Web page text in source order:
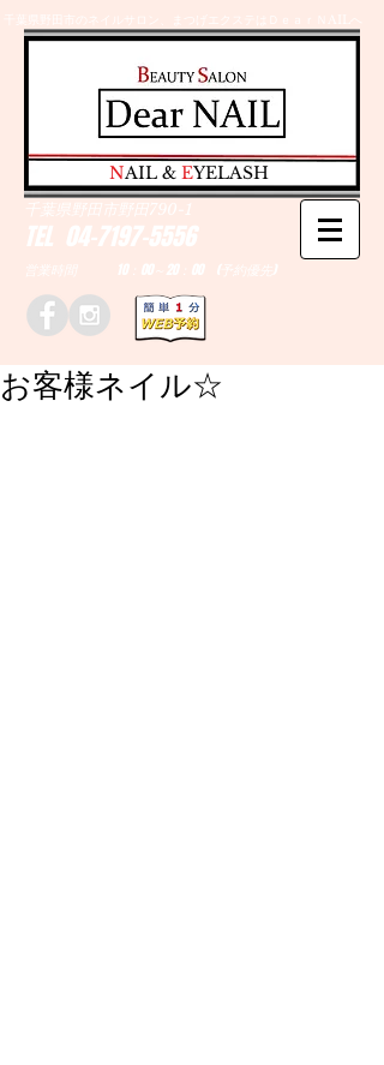
千葉県野田市のネイルサロン、まつげエクステはＤｅａｒＮAILへ
TEL 04-7197-5556
営業時間 10：00～20：00 (予約優先)
千葉県野田市野田790-1
​NAIL & EYELASH
お客様ネイル☆